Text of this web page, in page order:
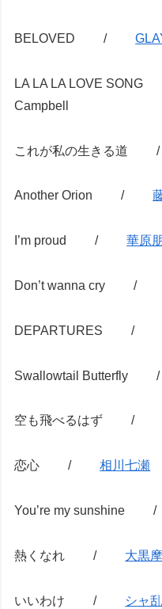
BELOVED /
LA LA LA LOVE
Campbell
これが私の生きる
Another Orion /
I’m proud /華原
Don’t wanna cry
DEPARTURES
Swallowtail
空も飛べるはず /
恋心 /相川七瀬
You’re my
熱くなれ / 大黒
いいわけ / シャ